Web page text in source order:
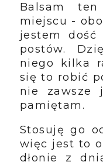
Balsam
miejscu -
jestem
postów.
niego kilka
się to robić
nie zawsze
pamiętam.
Stosuję go
więc jest to
dłonie z